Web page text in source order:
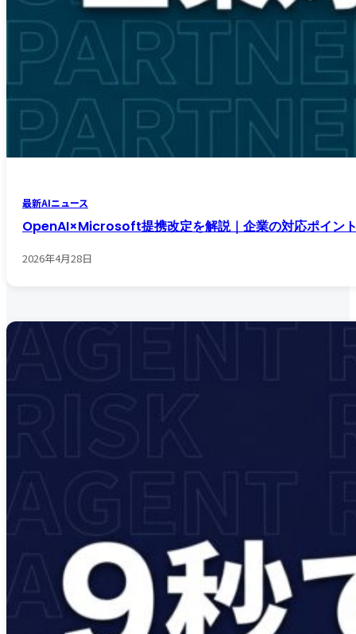
最新AIニュース
OpenAI×Microsoft提携改定を解説｜企業の対応ポイン
2026年4月28日